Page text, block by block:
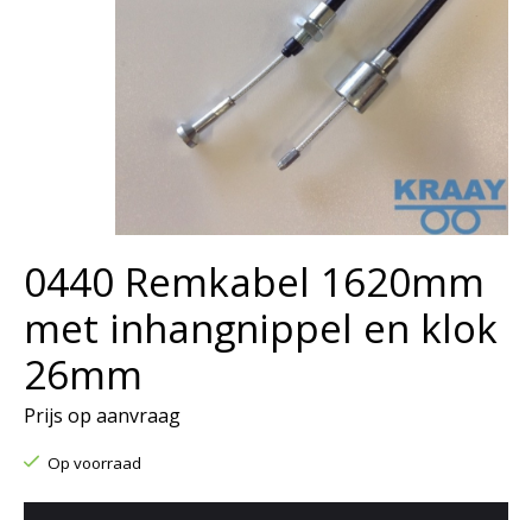
0440 Remkabel 1620mm
met inhangnippel en klok
26mm
Prijs op aanvraag
Op voorraad